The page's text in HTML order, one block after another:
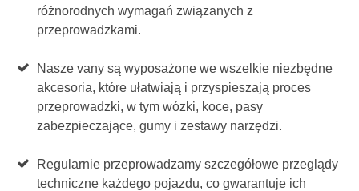
różnorodnych wymagań związanych z
przeprowadzkami.
Nasze vany są wyposażone we wszelkie niezbędne
akcesoria, które ułatwiają i przyspieszają proces
przeprowadzki, w tym wózki, koce, pasy
zabezpieczające, gumy i zestawy narzędzi.
Regularnie przeprowadzamy szczegółowe przeglądy
techniczne każdego pojazdu, co gwarantuje ich